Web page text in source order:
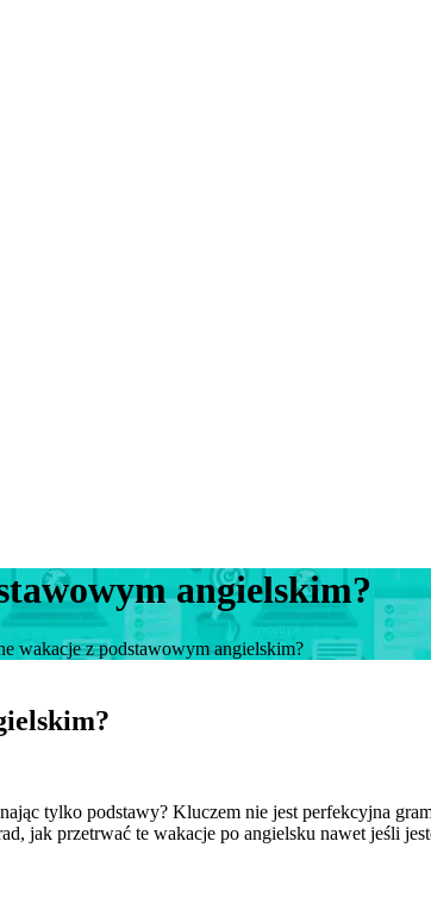
angielskim?
wakacje z podstawowym angielskim?
tylko podstawy? Kluczem nie jest perfekcyjna
jak przetrwać te wakacje po angielsku nawet jeśli